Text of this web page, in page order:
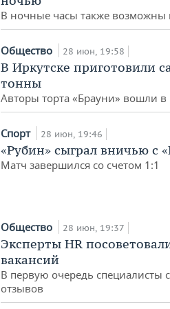
В ночные часы также возможны
Общество 28 июн, 19:58
В Иркутске приготовили
тонны
Авторы торта «Брауни» вошли в
Спорт 28 июн, 19:46
«Рубин» сыграл вничью с
Матч завершился со счетом 1:1
Общество 28 июн, 19:37
Эксперты HR
вакансий
В первую очередь специалисты
отзывов